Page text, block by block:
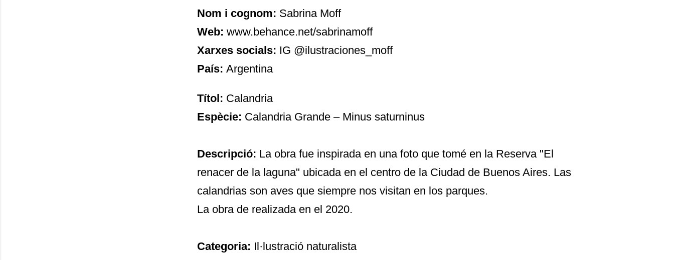
Nom i cognom: Sabrina Moff
Web: www.behance.net/sabrinamoff
Xarxes socials: IG @ilustraciones_moff
País: Argentina
Títol: Calandria
Espècie: Calandria Grande – Minus saturninus
Descripció: La obra fue inspirada en una foto que tomé en la Reserva "El
renacer de la laguna" ubicada en el centro de la Ciudad de Buenos Aires. Las
calandrias son aves que siempre nos visitan en los parques.
La obra de realizada en el 2020.
Categoria: Il·lustració naturalista